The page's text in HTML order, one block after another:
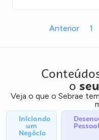
Anterior 1
o
Veja o que o Sebrae
Iniciando
um
Negócio